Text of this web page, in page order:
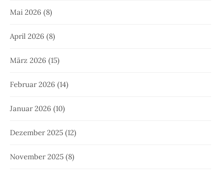
Mai 2026 (8)
April 2026 (8)
März 2026 (15)
Februar 2026 (14)
Januar 2026 (10)
Dezember 2025 (12)
November 2025 (8)